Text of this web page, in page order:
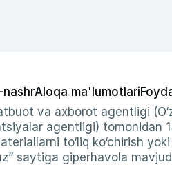
nashrAloqa ma'lumotlari
va axborot agentligi
agentligi)
to‘liq ko‘chirish
saytiga giperhavola